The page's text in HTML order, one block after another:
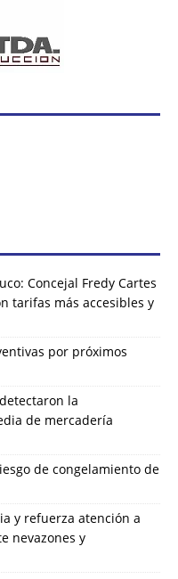
Concejal Fredy Cartes
tarifas más accesibles y
por próximos
la
de mercadería
de congelamiento de
y refuerza atención a
nevazones y